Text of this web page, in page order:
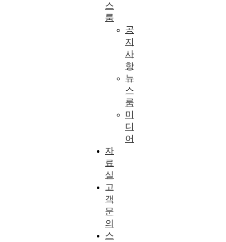
스
룸
공
지
사
항
뉴
스
룸
미
디
어
자
료
실
고
객
문
의
스